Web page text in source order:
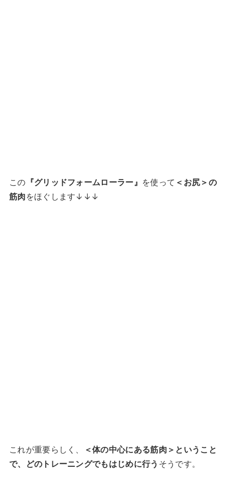
この 『グリッドフォームローラー』 を使って ＜お尻＞の
筋肉 をほぐします↓↓↓
これが重要らしく、
＜体の中心にある筋肉＞ということ
で、どのトレーニングでもはじめに行う そうです。